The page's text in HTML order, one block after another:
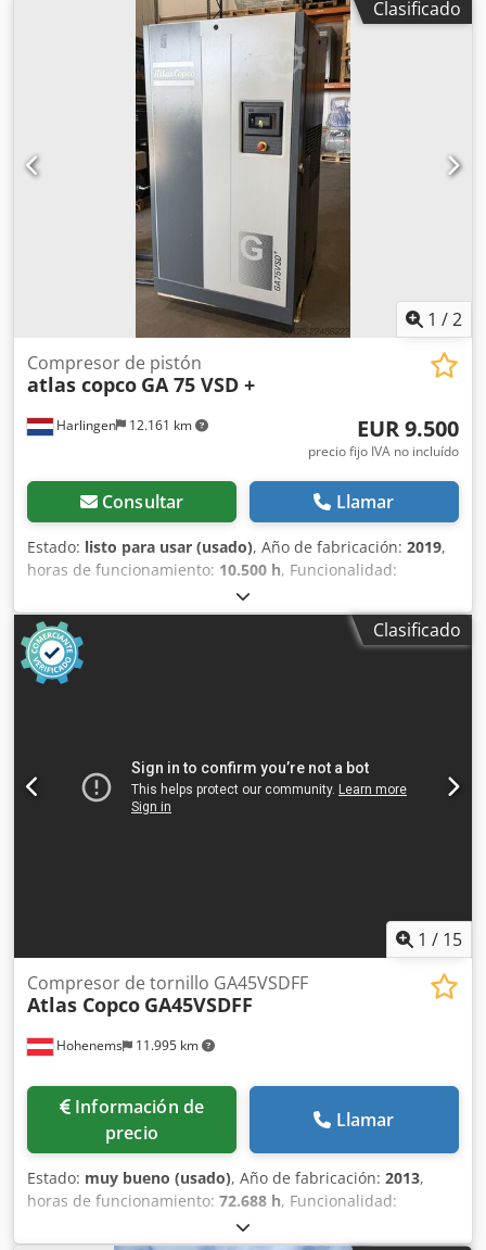
Incluye un tanque de purga y una selección de repuestos y
juntas, tal como se muestra en la lista descargable que se
encuentra a continuación. Dedpfx Afozmadmolekr Nota:
Las ventas están sujetas a la finalización satisfactoria, en
un plazo de 24 horas, de una verificación de diligencia
debida del socio comercial (BPDDC) y de un formulario de
declaración del usuario final (EUS) por parte del
comprador, y, si el comprador no es el usuario final, para
cada usuario final. Los formularios BPDD y EUS se pueden
descargar del sitio web.
Clasificado
1 /2
Harlingen 12.161 km
Compresor de pistón
atlas copco GA 75 VSD +
EUR 9.500
precio fijo IVA no incluído
Consultar Llamar
Estado: listo para usar (usado), Año de fabricación: 2019,
horas de funcionamiento: 10.500 h, Funcionalidad:
, peso total:
(101,97 CV), caudal volumétrico:476 m³/h, presión (máx.):
13 bar, tipo de refrigeración:
, Equipamiento:
documentación / manual, placa de características
disponible
Clasificado
1 / 15
Hohenems 11.995 km
Compresor de tornillo GA45VSDFF
Atlas Copco GA45VSDFF
Información de
precio
Llamar
Estado: muy bueno (usado), Año de fabricación: 2013,
horas de funcionamiento: 72.688 h, Funcionalidad:
, Compresor de tornillo Atlas Copco